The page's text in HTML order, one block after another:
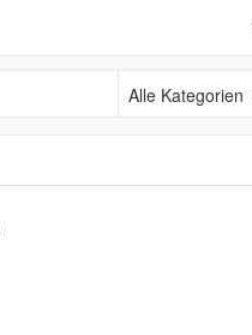
Alle Kategorien